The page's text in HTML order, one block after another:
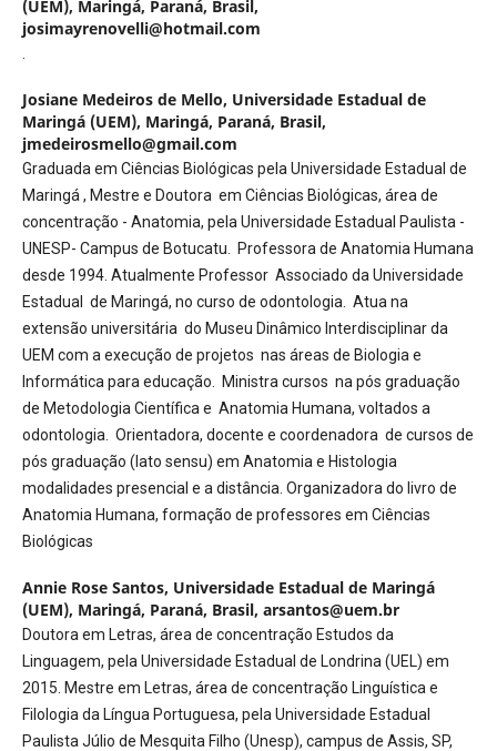
(UEM), Maringá, Paraná, Brasil,
josimayrenovelli@hotmail.com
Josiane Medeiros de Mello, Universidade Estadual de
Maringá (UEM), Maringá, Paraná, Brasil,
jmedeirosmello@gmail.com
Graduada em Ciências Biológicas pela Universidade Estadual de
Maringá , Mestre e Doutora em Ciências Biológicas, área de
concentração - Anatomia, pela Universidade Estadual Paulista -
UNESP- Campus de Botucatu. Professora de Anatomia Humana
desde 1994. Atualmente Professor Associado da Universidade
Estadual de Maringá, no curso de odontologia. Atua na
extensão universitária do Museu Dinâmico Interdisciplinar da
UEM com a execução de projetos nas áreas de Biologia e
Informática para educação. Ministra cursos na pós graduação
de Metodologia Científica e Anatomia Humana, voltados a
odontologia. Orientadora, docente e coordenadora de cursos de
pós graduação (lato sensu) em Anatomia e Histologia
modalidades presencial e a distância. Organizadora do livro de
Anatomia Humana, formação de professores em Ciências
Biológicas
Annie Rose Santos, Universidade Estadual de Maringá
(UEM), Maringá, Paraná, Brasil, arsantos@uem.br
Doutora em Letras, área de concentração Estudos da
Linguagem, pela Universidade Estadual de Londrina (UEL) em
2015. Mestre em Letras, área de concentração Linguística e
Filologia da Língua Portuguesa, pela Universidade Estadual
Paulista Júlio de Mesquita Filho (Unesp), campus de Assis, SP,